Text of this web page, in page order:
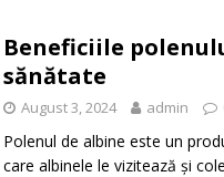
Beneficiile
sănătate
August 3, 2024 admin
Polenul de albine este un
care albinele le vizitează și